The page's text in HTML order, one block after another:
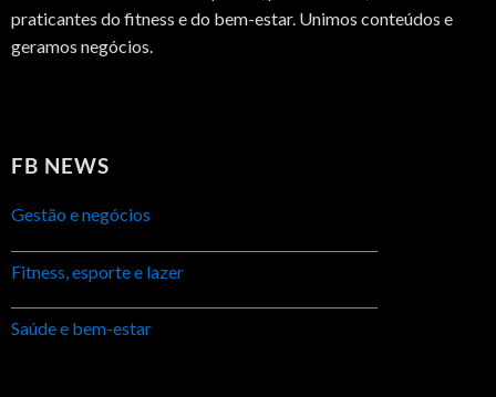
praticantes do fitness e do bem-estar. Unimos conteúdos e
geramos negócios.
FB NEWS
Gestão e negócios
Fitness, esporte e lazer
Saúde e bem-estar